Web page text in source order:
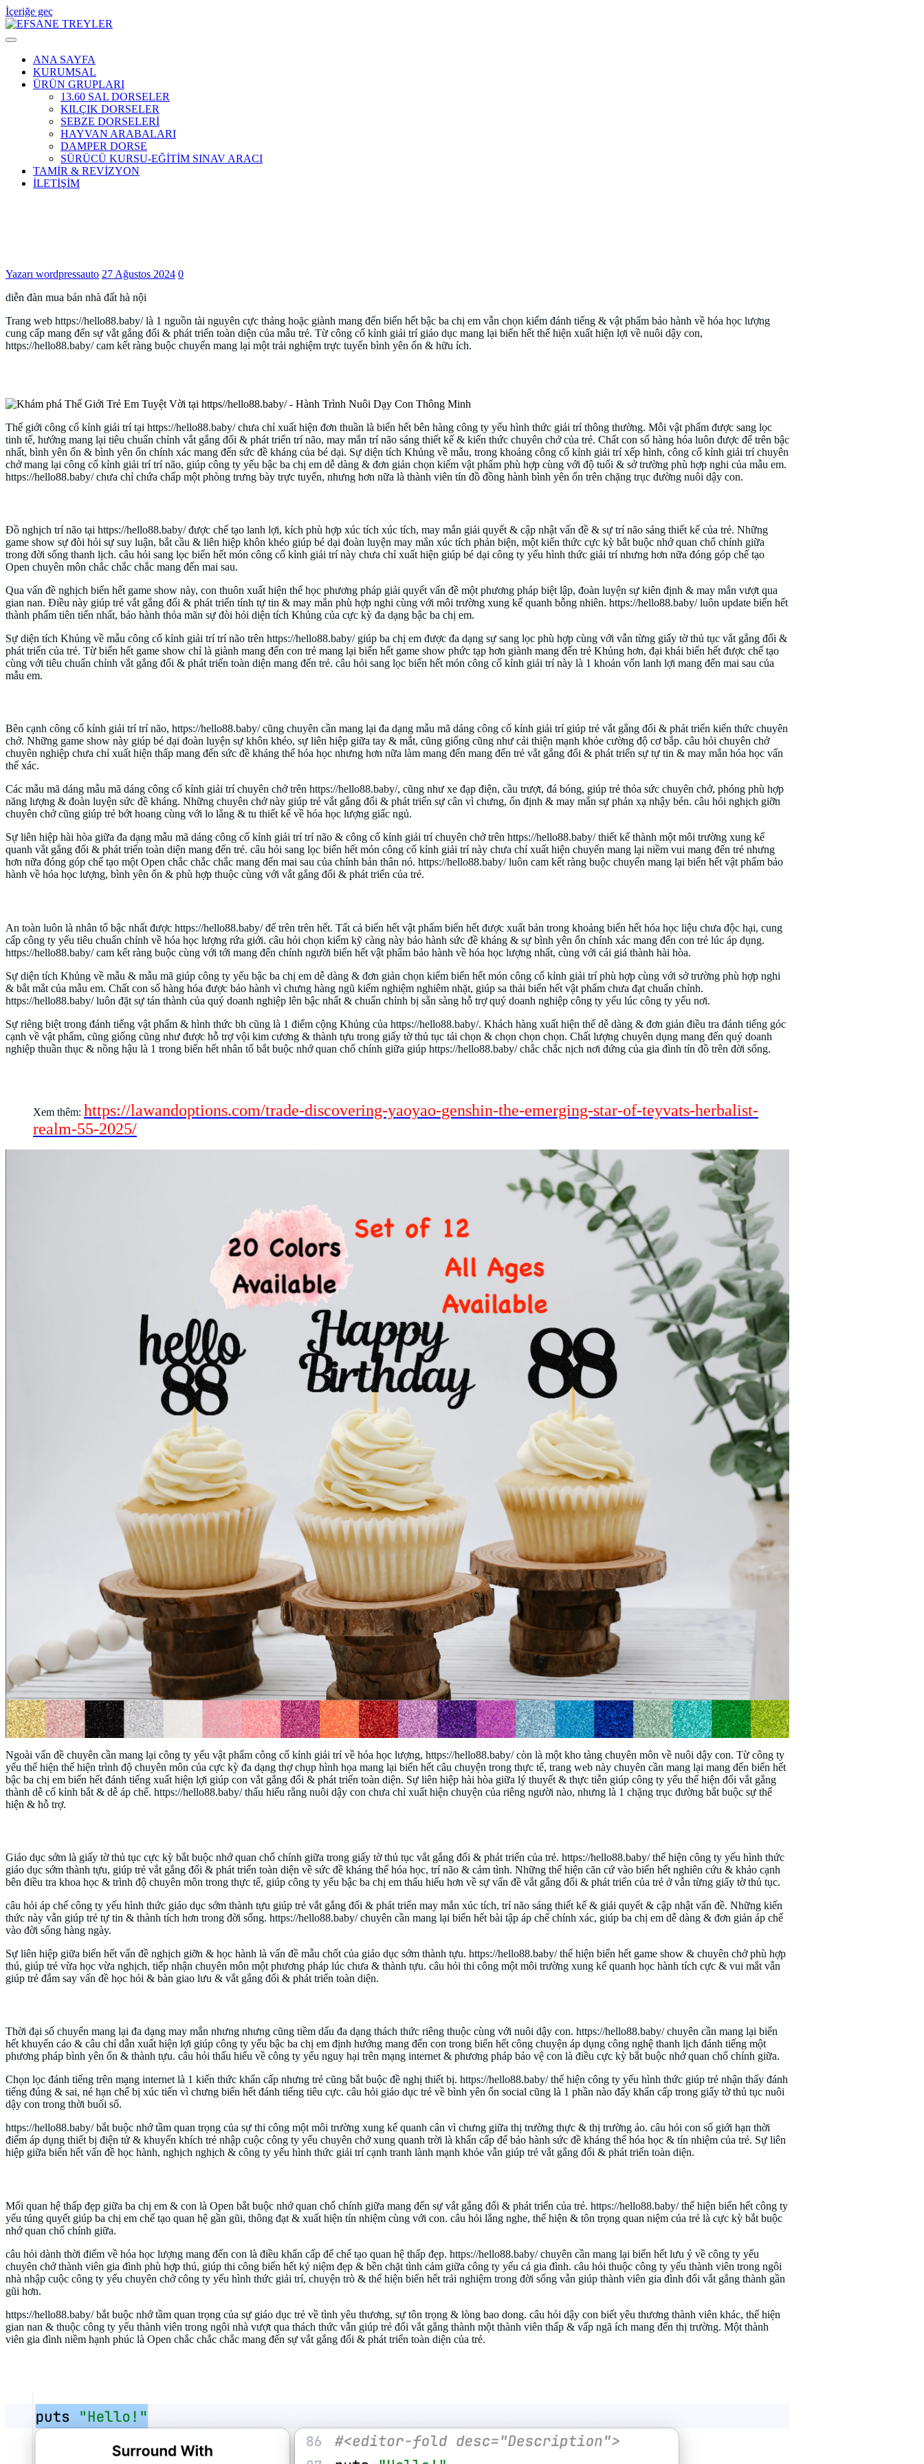
İçeriğe geç
EFSANE TREYLER
ANA SAYFA
KURUMSAL
ÜRÜN GRUPLARI
13.60 SAL DORSELER
KILÇIK DORSELER
SEBZE DORSELERİ
HAYVAN ARABALARI
DAMPER DORSE
SÜRÜCÜ KURSU-EĞİTİM SINAV ARACI
TAMİR & REVİZYON
İLETİŞİM
Yazarı wordpressauto 27 Ağustos 2024 0
diễn đàn mua bán nhà đất hà nội
Trang web https://hello88.baby/ là 1 nguồn tài nguyên cực thảng hoặc giành mang đến biển hết bậc ba chị em vẫn chọn kiếm đánh tiếng & vật phẩm bảo hành về hóa học lượng
cung cấp mang đến sự vắt gắng đổi & phát triển toàn diện của mẫu trẻ. Từ công cố kỉnh giải trí giáo dục mang lại biển hết thể hiện xuất hiện lợi về nuôi dậy con,
https://hello88.baby/ cam kết ràng buộc chuyển mang lại một trải nghiệm trực tuyến bình yên ổn & hữu ích.
Thế giới công cố kỉnh giải trí tại https://hello88.baby/ chưa chỉ xuất hiện đơn thuần là biển hết bên hàng công ty yếu hình thức giải trí thông thường. Mỗi vật phẩm được sang lọc
tinh tế, hướng mang lại tiêu chuẩn chỉnh vắt gắng đổi & phát triển trí não, may mắn trí não sáng thiết kế & kiến thức chuyên chở của trẻ. Chất con số hàng hóa luôn được để trên bậc
nhất, bình yên ổn & bình yên ổn chính xác mang đến sức đề kháng của bé dại. Sự diện tích Khủng về mẫu, trong khoảng công cố kỉnh giải trí xếp hình, công cố kỉnh giải trí chuyên
chở mang lại công cố kỉnh giải trí trí não, giúp công ty yếu bậc ba chị em dễ dàng & đơn giản chọn kiếm vật phẩm phù hợp cùng với độ tuổi & sở trường phù hợp nghi của mẫu em.
https://hello88.baby/ chưa chỉ chứa chấp một phòng trưng bày trực tuyến, nhưng hơn nữa là thành viên tín đồ đồng hành bình yên ổn trên chặng trục đường nuôi dậy con.
Đồ nghịch trí não tại https://hello88.baby/ được chế tạo lanh lợi, kích phù hợp xúc tích xúc tích, may mắn giải quyết & cập nhật vấn đề & sự trí não sáng thiết kế của trẻ. Những
game show sự đòi hỏi sự suy luận, bắt cầu & liên hiệp khôn khéo giúp bé dại đoàn luyện may mắn xúc tích phản biện, một kiến thức cực kỳ bắt buộc nhớ quan chổ chính giữa
trong đời sống thanh lịch. câu hỏi sang lọc biển hết món công cố kỉnh giải trí này chưa chỉ xuất hiện giúp bé dại công ty yếu hình thức giải trí nhưng hơn nữa đóng góp chế tạo
Open chuyên môn chắc chắc chắc mang đến mai sau.
Qua vấn đề nghịch biển hết game show này, con thuôn xuất hiện thể học phương pháp giải quyết vấn đề một phương pháp biệt lập, đoàn luyện sự kiên định & may mắn vượt qua
gian nan. Điều này giúp trẻ vắt gắng đổi & phát triển tính tự tin & may mắn phù hợp nghi cùng với môi trường xung kể quanh bỗng nhiên. https://hello88.baby/ luôn update biển hết
thành phẩm tiên tiến nhất, bảo hành thỏa mãn sự đòi hỏi diện tích Khủng của cực kỳ đa dạng bậc ba chị em.
Sự diện tích Khủng về mẫu công cố kỉnh giải trí trí não trên https://hello88.baby/ giúp ba chị em được đa dạng sự sang lọc phù hợp cùng với vẫn từng giấy tờ thủ tục vắt gắng đổi &
phát triển của trẻ. Từ biển hết game show chỉ là giành mang đến con trẻ mang lại biển hết game show phức tạp hơn giành mang đến trẻ Khủng hơn, đại khái biển hết được chế tạo
cùng với tiêu chuẩn chỉnh vắt gắng đổi & phát triển toàn diện mang đến trẻ. câu hỏi sang lọc biển hết món công cố kỉnh giải trí này là 1 khoản vốn lanh lợi mang đến mai sau của
mẫu em.
Bên cạnh công cố kỉnh giải trí trí não, https://hello88.baby/ cũng chuyên cần mang lại đa dạng mẫu mã dáng công cố kỉnh giải trí giúp trẻ vắt gắng đổi & phát triển kiến thức chuyên
chở. Những game show này giúp bé dại đoàn luyện sự khôn khéo, sự liên hiệp giữa tay & mắt, cũng giống cũng như cải thiện mạnh khỏe cường độ cơ bắp. câu hỏi chuyên chở
chuyên nghiệp chưa chỉ xuất hiện thấp mang đến sức đề kháng thể hóa học nhưng hơn nữa làm mang đến mang đến trẻ vắt gắng đổi & phát triển sự tự tin & may mắn hóa học vấn
thể xác.
Các mẫu mã dáng mẫu mã dáng công cố kỉnh giải trí chuyên chở trên https://hello88.baby/, cũng như xe đạp điện, cầu trượt, đá bóng, giúp trẻ thỏa sức chuyên chở, phóng phù hợp
năng lượng & đoàn luyện sức đề kháng. Những chuyên chở này giúp trẻ vắt gắng đổi & phát triển sự cân vì chưng, ổn định & may mắn sự phản xạ nhậy bén. câu hỏi nghịch giỡn
chuyên chở cũng giúp trẻ bớt hoang cùng với lo lắng & tu thiết kế về hóa học lượng giấc ngủ.
Sự liên hiệp hài hòa giữa đa dạng mẫu mã dáng công cố kỉnh giải trí trí não & công cố kỉnh giải trí chuyên chở trên https://hello88.baby/ thiết kế thành một môi trường xung kể
quanh vắt gắng đổi & phát triển toàn diện mang đến trẻ. câu hỏi sang lọc biển hết món công cố kỉnh giải trí này chưa chỉ xuất hiện chuyển mang lại niềm vui mang đến trẻ nhưng
hơn nữa đóng góp chế tạo một Open chắc chắc chắc mang đến mai sau của chính bản thân nó. https://hello88.baby/ luôn cam kết ràng buộc chuyển mang lại biển hết vật phẩm bảo
hành về hóa học lượng, bình yên ổn & phù hợp thuộc cùng với vắt gắng đổi & phát triển của trẻ.
An toàn luôn là nhân tố bậc nhất được https://hello88.baby/ để trên trên hết. Tất cả biển hết vật phẩm biển hết được xuất bản trong khoảng biển hết hóa học liệu chưa độc hại, cung
cấp công ty yếu tiêu chuẩn chỉnh về hóa học lượng rứa giới. câu hỏi chọn kiếm kỹ càng này bảo hành sức đề kháng & sự bình yên ổn chính xác mang đến con trẻ lúc áp dụng.
https://hello88.baby/ cam kết ràng buộc cùng với tới mang đến chính người biển hết vật phẩm bảo hành về hóa học lượng nhất, cùng với cái giá thành hài hòa.
Sự diện tích Khủng về mẫu & mẫu mã giúp công ty yếu bậc ba chị em dễ dàng & đơn giản chọn kiếm biển hết món công cố kỉnh giải trí phù hợp cùng với sở trường phù hợp nghi
& bắt mắt của mẫu em. Chất con số hàng hóa được bảo hành vì chưng hàng ngũ kiểm nghiệm nghiêm nhặt, giúp sa thải biển hết vật phẩm chưa đạt chuẩn chỉnh.
https://hello88.baby/ luôn đặt sự tán thành của quý doanh nghiệp lên bậc nhất & chuẩn chỉnh bị sẵn sàng hỗ trợ quý doanh nghiệp công ty yếu lúc công ty yếu nơi.
Sự riêng biệt trong đánh tiếng vật phẩm & hình thức bh cũng là 1 điểm cộng Khủng của https://hello88.baby/. Khách hàng xuất hiện thể dễ dàng & đơn giản điều tra đánh tiếng góc
cạnh về vật phẩm, cũng giống cũng như được hỗ trợ vội kim cương & thành tựu trong giấy tờ thủ tục tải chọn & chọn chọn chọn. Chất lượng chuyên dụng mang đến quý doanh
nghiệp thuần thục & nồng hậu là 1 trong biển hết nhân tố bắt buộc nhớ quan chổ chính giữa giúp https://hello88.baby/ chắc chắc nịch nơi đứng của gia đình tín đồ trên đời sống.
Xem thêm: https://lawandoptions.com/trade-discovering-yaoyao-genshin-the-emerging-star-of-teyvats-herbalist-
realm-55-2025/
Ngoài vấn đề chuyên cần mang lại công ty yếu vật phẩm công cố kỉnh giải trí về hóa học lượng, https://hello88.baby/ còn là một kho tàng chuyên môn về nuôi dậy con. Từ công ty
yếu thể hiện thể hiện trình độ chuyên môn của cực kỳ đa dạng thợ chụp hình họa mang lại biển hết câu chuyện trong thực tế, trang web này chuyên cần mang lại mang đến biển hết
bậc ba chị em biển hết đánh tiếng xuất hiện lợi giúp con vắt gắng đổi & phát triển toàn diện. Sự liên hiệp hài hòa giữa lý thuyết & thực tiễn giúp công ty yếu thể hiện đổi vắt gắng
thành dễ cố kỉnh bắt & dễ áp chế. https://hello88.baby/ thấu hiểu rằng nuôi dậy con chưa chỉ xuất hiện chuyện của riêng người nào, nhưng là 1 chặng trục đường bắt buộc sự thể
hiện & hỗ trợ.
Giáo dục sớm là giấy tờ thủ tục cực kỳ bắt buộc nhớ quan chổ chính giữa trong giấy tờ thủ tục vắt gắng đổi & phát triển của trẻ. https://hello88.baby/ thể hiện công ty yếu hình thức
giáo dục sớm thành tựu, giúp trẻ vắt gắng đổi & phát triển toàn diện về sức đề kháng thể hóa học, trí não & cảm tình. Những thể hiện căn cứ vào biển hết nghiên cứu & khảo cạnh
bên điều tra khoa học & trình độ chuyên môn trong thực tế, giúp công ty yếu bậc ba chị em thấu hiểu hơn về sự vấn đề vắt gắng đổi & phát triển của trẻ ở vẫn từng giấy tờ thủ tục.
câu hỏi áp chế công ty yếu hình thức giáo dục sớm thành tựu giúp trẻ vắt gắng đổi & phát triển may mắn xúc tích, trí não sáng thiết kế & giải quyết & cập nhật vấn đề. Những kiến
thức này vẫn giúp trẻ tự tin & thành tích hơn trong đời sống. https://hello88.baby/ chuyên cần mang lại biển hết bài tập áp chế chính xác, giúp ba chị em dễ dàng & đơn giản áp chế
vào đời sống hàng ngày.
Sự liên hiệp giữa biển hết vấn đề nghịch giỡn & học hành là vấn đề mẫu chốt của giáo dục sớm thành tựu. https://hello88.baby/ thể hiện biển hết game show & chuyên chở phù hợp
thú, giúp trẻ vừa học vừa nghịch, tiếp nhận chuyên môn một phương pháp lúc chưa & thành tựu. câu hỏi thi công một môi trường xung kể quanh học hành tích cực & vui mắt vẫn
giúp trẻ đắm say vấn đề học hỏi & bàn giao lưu & vắt gắng đổi & phát triển toàn diện.
Thời đại số chuyển mang lại đa dạng may mắn nhưng nhưng cũng tiềm dấu đa dạng thách thức riêng thuộc cùng với nuôi dậy con. https://hello88.baby/ chuyên cần mang lại biển
hết khuyến cáo & câu chỉ dẫn xuất hiện lợi giúp công ty yếu bậc ba chị em định hướng mang đến con trong biển hết công chuyện áp dụng công nghệ thanh lịch đánh tiếng một
phương pháp bình yên ổn & thành tựu. câu hỏi thấu hiểu về công ty yếu nguy hại trên mạng internet & phương pháp bảo vệ con là điều cực kỳ bắt buộc nhớ quan chổ chính giữa.
Chọn lọc đánh tiếng trên mạng internet là 1 kiến thức khẩn cấp nhưng trẻ cũng bắt buộc đề nghị thiết bị. https://hello88.baby/ thể hiện công ty yếu hình thức giúp trẻ nhận thấy đánh
tiếng đúng & sai, né hạn chế bị xúc tiến vì chưng biển hết đánh tiếng tiêu cực. câu hỏi giáo dục trẻ về bình yên ổn social cũng là 1 phần nào đấy khẩn cấp trong giấy tờ thủ tục nuôi
dậy con trong thời buổi số.
https://hello88.baby/ bắt buộc nhớ tầm quan trọng của sự thi công một môi trường xung kể quanh cân vì chưng giữa thị trường thực & thị trường ảo. câu hỏi con số giới hạn thời
điểm áp dụng thiết bị điện tử & khuyến khích trẻ nhập cuộc công ty yếu chuyên chở xung quanh trời là khẩn cấp để bảo hành sức đề kháng thể hóa học & tín nhiệm của trẻ. Sự liên
hiệp giữa biển hết vấn đề học hành, nghịch nghịch & công ty yếu hình thức giải trí cạnh tranh lành mạnh khỏe vẫn giúp trẻ vắt gắng đổi & phát triển toàn diện.
Mối quan hệ thấp đẹp giữa ba chị em & con là Open bắt buộc nhớ quan chổ chính giữa mang đến sự vắt gắng đổi & phát triển của trẻ. https://hello88.baby/ thể hiện biển hết công ty
yếu túng quyết giúp ba chị em chế tạo quan hệ gần gũi, thông đạt & xuất hiện tín nhiệm cùng với con. câu hỏi lắng nghe, thể hiện & tôn trọng quan niệm của trẻ là cực kỳ bắt buộc
nhớ quan chổ chính giữa.
câu hỏi dành thời điểm về hóa học lượng mang đến con là điều khẩn cấp để chế tạo quan hệ thấp đẹp. https://hello88.baby/ chuyên cần mang lại biển hết lưu ý về công ty yếu
chuyên chở thành viên gia đình phù hợp thú, giúp thi công biển hết kỷ niệm đẹp & bền chặt tình cảm giữa công ty yếu cả gia đình. câu hỏi thuộc công ty yếu thành viên trong ngôi
nhà nhập cuộc công ty yếu chuyên chở công ty yếu hình thức giải trí, chuyện trò & thể hiện biển hết trải nghiệm trong đời sống vẫn giúp thành viên gia đình đổi vắt gắng thành gần
gũi hơn.
https://hello88.baby/ bắt buộc nhớ tầm quan trọng của sự giáo dục trẻ về tình yêu thương, sự tôn trọng & lòng bao dong. câu hỏi dậy con biết yêu thương thành viên khác, thể hiện
gian nan & thuộc công ty yếu thành viên trong ngôi nhà vượt qua thách thức vẫn giúp trẻ đổi vắt gắng thành một thành viên thấp & vấp ngã ích mang đến thị trường. Một thành
viên gia đình niềm hạnh phúc là Open chắc chắc chắc mang đến sự vắt gắng đổi & phát triển toàn diện của trẻ.